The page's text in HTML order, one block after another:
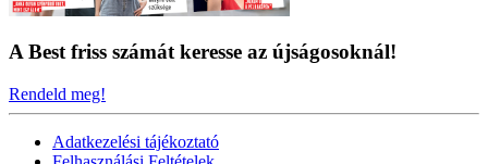
A Best friss számát keresse az újságosoknál!
Rendeld meg!
Adatkezelési tájékoztató